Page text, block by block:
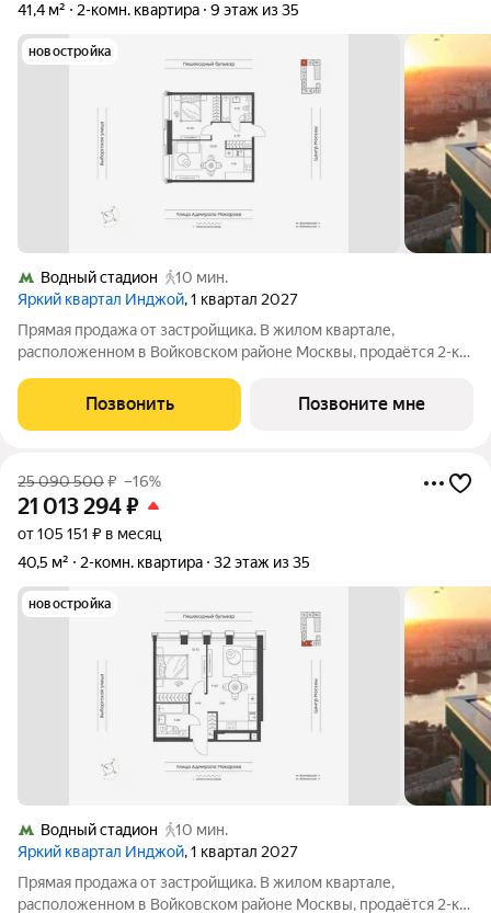
41,4 м²
2-комн. квартира 9 этаж из 35
новостройка
Водный стадион
10 мин.
Яркий квартал Инджой, 1 квартал 2027
Прямая продажа от застройщика. В жилом квартале,
расположенном в Войковском районе Москвы, продаётся 2-к
расположена на 9 этаже 12-этажного дома, корпус 1, в жилом
квартале бизнес-класса Инджой.
Позвонить Позвоните мне
25 090 500₽ –16%
21 013 294₽
от 105 151 ₽ в месяц
40,5 м²
2-комн. квартира 32 этаж из 35
новостройка
Водный стадион
10 мин.
Яркий квартал Инджой, 1 квартал 2027
Прямая продажа от застройщика. В жилом квартале,
расположенном в Войковском районе Москвы, продаётся 2-к